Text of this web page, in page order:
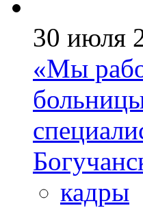
30 июля
«Мы
кадры